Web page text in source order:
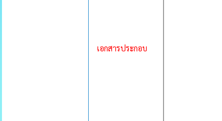
เอกสารประกอบ